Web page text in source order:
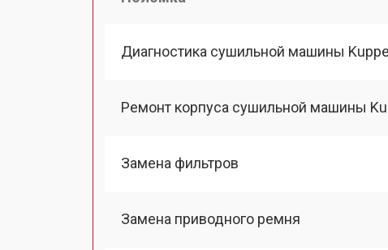
Диагностика сушильной машины
Ремонт корпуса сушильной машины
Замена фильтров
Замена приводного ремня